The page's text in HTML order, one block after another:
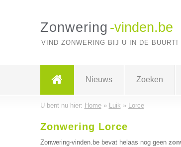
Zonwering -vinden.be
VIND ZONWERING BIJ U IN DE BUURT!
Nieuws Zoeken
U bent nu hier: Home» Luik » Lorce
Zonwering Lorce
Zonwering-vinden.be bevat helaas nog geen